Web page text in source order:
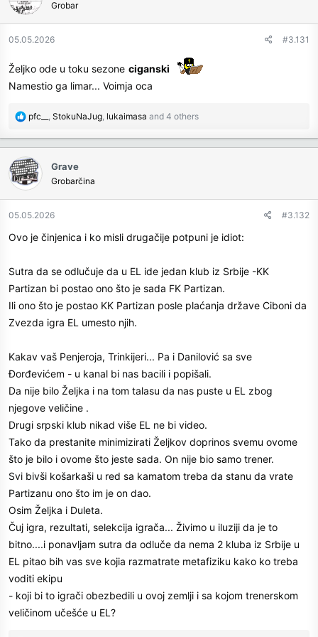
i
n
Grobar
05.05.2026 #3.131
Željko ode u toku sezone ciganski
Namestio ga limar... Voimja oca
R
a
c
t
i
n
pfc__ StokuNaJug lukaimasa and 4 others
Grave
Grobarčina
05.05.2026 #3.132
Ovo je činjenica i ko misli drugačije potpuni je idiot:
Sutra da se odlučuje da u EL ide jedan klub iz Srbije -KK
Partizan bi postao ono što je sada FK Partizan.
Ili ono što je postao KK Partizan posle plaćanja države Ciboni da
Zvezda igra EL umesto njih.
Kakav vaš Penjeroja, Trinkijeri... Pa i Danilović sa sve
Đorđevićem - u kanal bi nas bacili i popišali.
Da nije bilo Željka i na tom talasu da nas puste u EL zbog
njegove veličine .
Drugi srpski klub nikad više EL ne bi video.
Tako da prestanite minimizirati Željkov doprinos svemu ovome
što je bilo i ovome što jeste sada. On nije bio samo trener.
Svi bivši košarkaši u red sa kamatom treba da stanu da vrate
Partizanu ono što im je on dao.
Osim Željka i Duleta.
Čuj igra, rezultati, selekcija igrača... Živimo u iluziji da je to
bitno....i ponavljam sutra da odluče da nema 2 kluba iz Srbije u
EL pitao bih vas sve kojia razmatrate metafiziku kako ko treba
voditi ekipu
- koji bi to igrači obezbedili u ovoj zemlji i sa kojom trenerskom
veličinom učešće u EL?